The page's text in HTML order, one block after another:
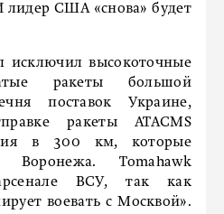
лидер США «снова» будет
исключил высокоточные
ракеты большой
поставок Украине,
ракеты ATACMS
в 300 км, которые
Воронежа. Tomahawk
ВСУ, так как
воевать с Москвой».